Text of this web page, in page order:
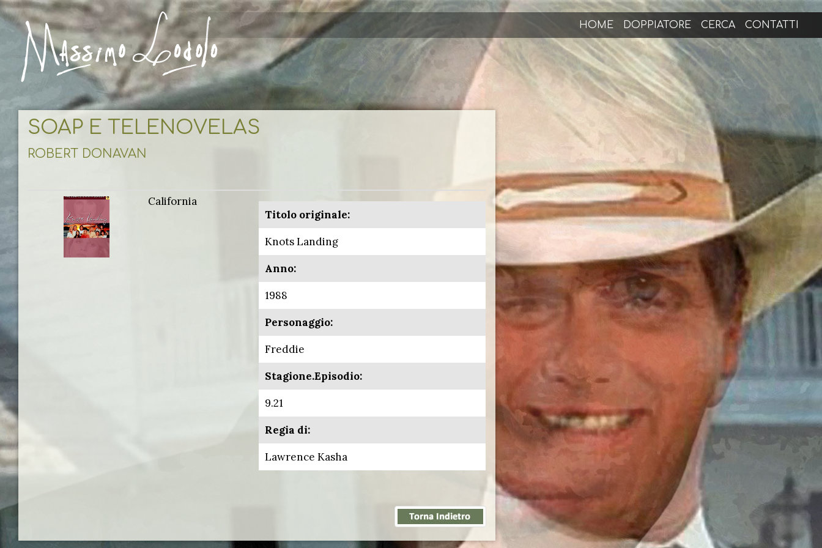
HOME DOPPIATORE CERCA CONTATTI
SOAP E TELENOVELAS
ROBERT DONAVAN
California
Titolo originale:
Knots Landing
Anno:
1988
Personaggio:
Freddie
Stagione.Episodio:
9.21
Regia di:
Lawrence Kasha